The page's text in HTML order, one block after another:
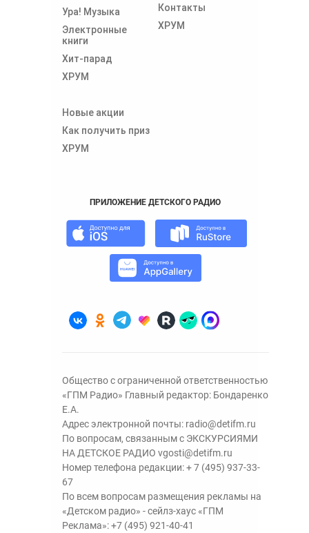
Ура! Музыка
Электронные
книги
Хит-парад
ХРУМ
Контакты
ХРУМ
Новые акции
Как получить приз
ХРУМ
ПРИЛОЖЕНИЕ ДЕТСКОГО РАДИО
Общество с ограниченной ответственностью
«ГПМ Радио» Главный редактор: Бондаренко
Е.А.
Адрес электронной почты: radio@detifm.ru
По вопросам, связанным с ЭКСКУРСИЯМИ
НА ДЕТСКОЕ РАДИО vgosti@detifm.ru
Номер телефона редакции:+ 7 (495) 937-33-
67
По всем вопросам размещения рекламы на
«Детском радио» - сейлз-хаус «ГПМ
Реклама»:+7 (495) 921-40-41